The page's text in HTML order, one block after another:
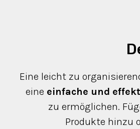
Eine leicht zu
eine einfache und
zu ermöglichen.
Produkte hinzu